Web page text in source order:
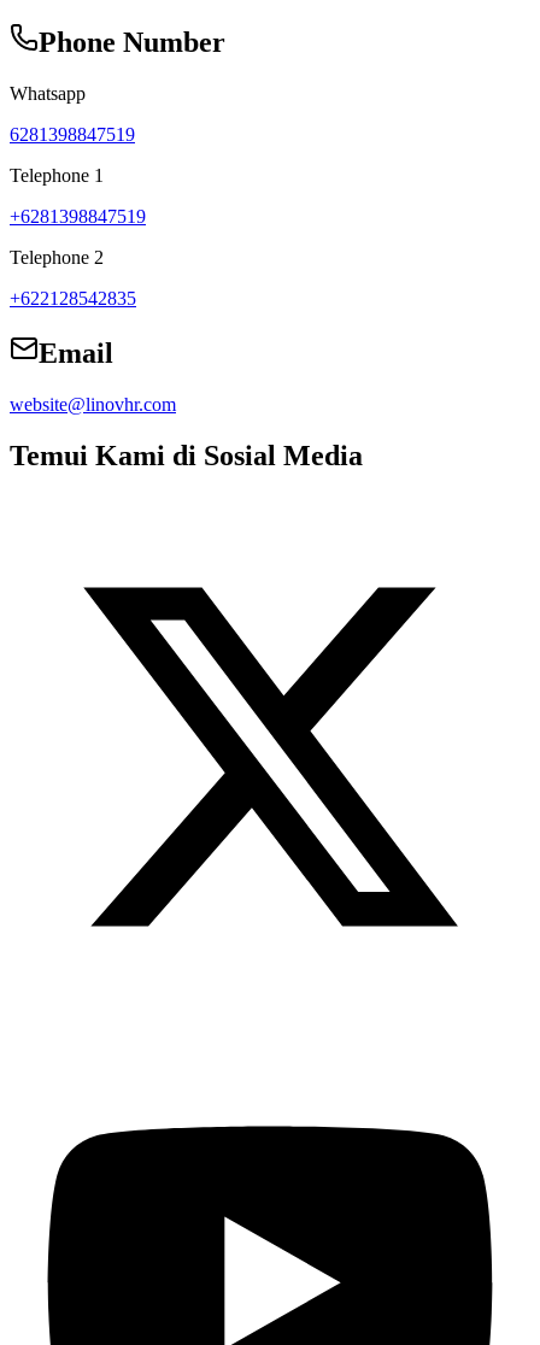
Phone Number
Whatsapp
6281398847519
Telephone 1
+6281398847519
Telephone 2
+622128542835
Email
website@linovhr.com
Temui Kami di Sosial Media